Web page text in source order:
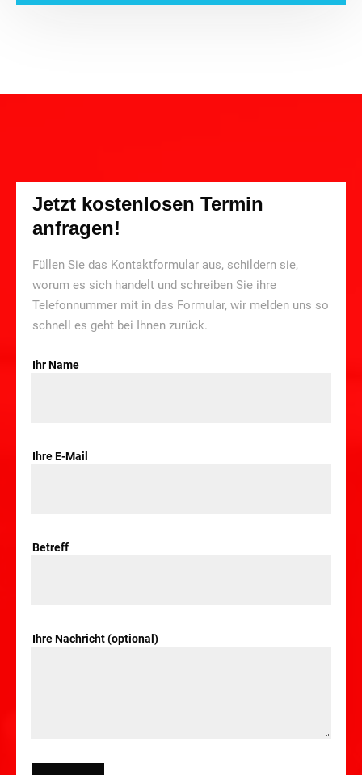
Jetzt kostenlosen Termin
anfragen!
Füllen Sie das Kontaktformular aus, schildern sie,
worum es sich handelt und schreiben Sie ihre
Telefonnummer mit in das Formular, wir melden uns so
schnell es geht bei Ihnen zurück.
Ihr Name
Ihre E-Mail
Betreff
Ihre Nachricht (optional)